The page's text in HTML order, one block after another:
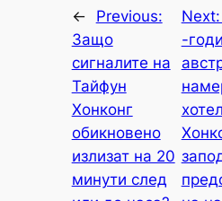
←
Previous:
Защо
сигналите на
Тайфун
Хонконг
обикновено
излизат на 20
минути след
Next:
-